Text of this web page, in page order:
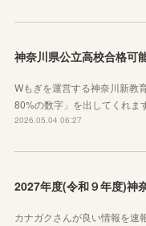
Wもぎを運営する神奈川新教
80%の数字」を出してくれ
2026.05.04 06:27
カナガクさんが良い情報を速